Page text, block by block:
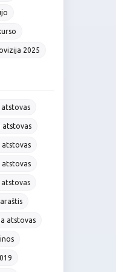
2025
atstovas
atstovas
atstovas
atstovas